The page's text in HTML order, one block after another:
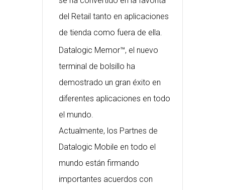
del Retail tanto en aplicaciones
de tienda como fuera de ella.
Datalogic Memor™, el nuevo
terminal de bolsillo ha
demostrado un gran éxito en
diferentes aplicaciones en todo
el mundo.
Actualmente, los Partnes de
Datalogic Mobile en todo el
mundo están firmando
importantes acuerdos con